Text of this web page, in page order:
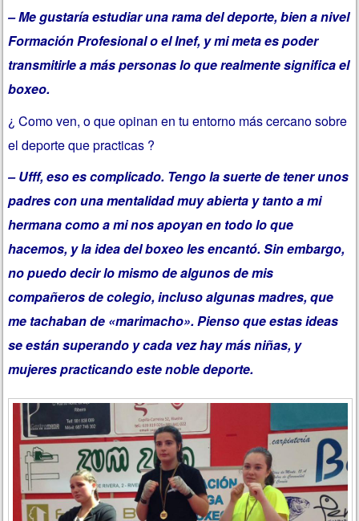
– Me gustaría estudiar una rama del deporte, bien a nivel
Formación Profesional o el Inef, y mi meta es poder
transmitirle a más personas lo que realmente significa el
boxeo.
¿ Como ven, o que opinan en tu entorno más cercano sobre
el deporte que practicas ?
– Ufff, eso es complicado. Tengo la suerte de tener unos
padres con una mentalidad muy abierta y tanto a mi
hermana como a mi nos apoyan en todo lo que
hacemos, y la idea del boxeo les encantó. Sin embargo,
no puedo decir lo mismo de algunos de mis
compañeros de colegio, incluso algunas madres, que
me tachaban de «marimacho». Pienso que estas ideas
se están superando y cada vez hay más niñas, y
mujeres practicando este noble deporte.